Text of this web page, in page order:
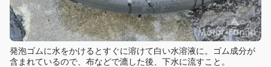
発泡ゴムに水をかけるとすぐに溶けて白い水溶液に。ゴム成分が
含まれているので、布などで漉した後、下水に流すこと。